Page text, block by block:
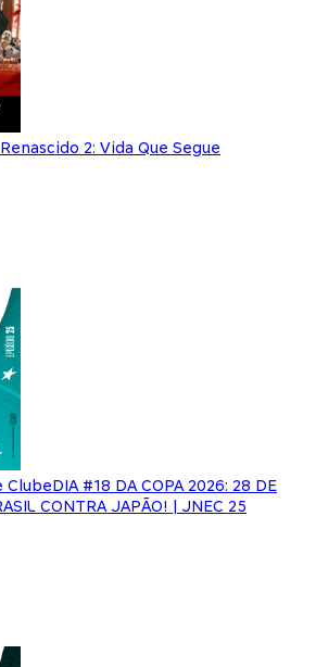
2: Vida Que Segue
ClubeDIA #18 DA COPA 2026: 28 DE
CONTRA JAPÃO! | JNEC 25